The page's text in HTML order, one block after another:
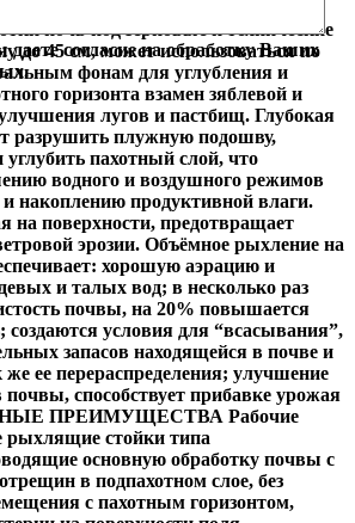
согласие на обработку Ваших
Предназначен для основной
почв под зерновые и технические
до 45 см, может использоваться по
фонам для углубления и
горизонта взамен зяблевой и
лугов и пастбищ. Глубокая
разрушить плужную подошву,
пахотный слой, что
водного и воздушного режимов
накоплению продуктивной влаги.
на поверхности, предотвращает
эрозии. Объёмное рыхление на
хорошую аэрацию и
и талых вод; в несколько раз
почвы, на 20% повышается
создаются условия для “всасывания”,
запасов находящейся в почве и
же ее перераспределения; улучшение
почвы, способствует прибавке урожая
ПРЕИМУЩЕСТВА Рабочие
рыхлящие стойки типа
основную обработку почвы с
в подпахотном слое, без
с пахотным горизонтом,